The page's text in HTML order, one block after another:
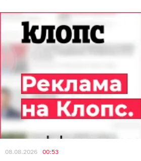
08.08.2026 00:53